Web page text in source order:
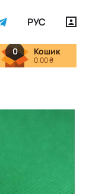
РУС
0 Кошик
0.00 ₴